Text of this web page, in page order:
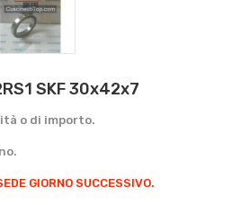
SKF 30x42x7
o di importo.
GIORNO SUCCESSIVO.